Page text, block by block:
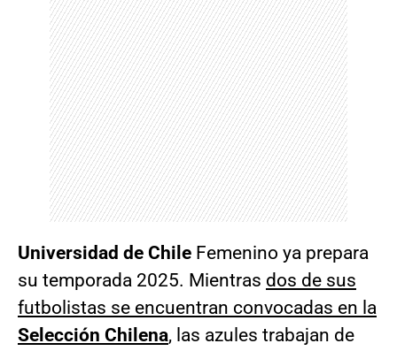
Universidad de Chile Femenino ya prepara
su temporada 2025. Mientras dos de sus
futbolistas se encuentran convocadas en la
Selección Chilena, las azules trabajan de